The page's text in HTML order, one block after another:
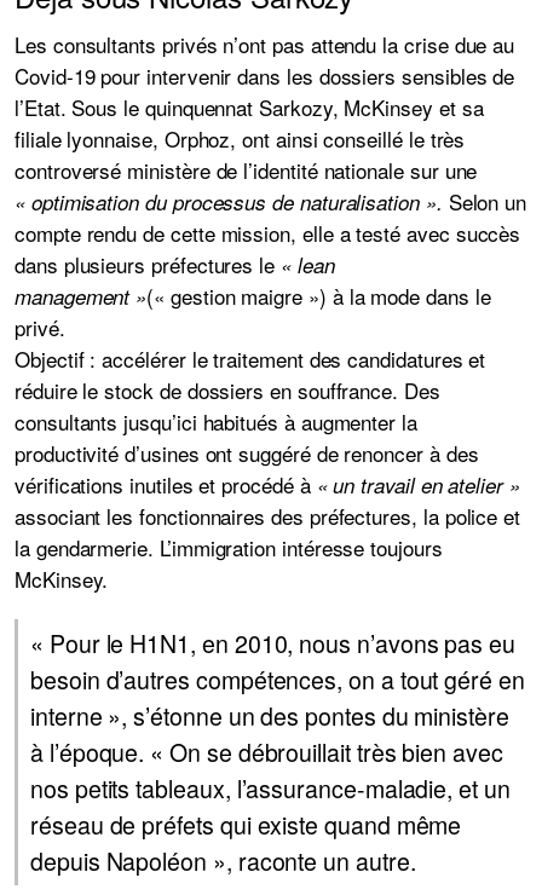
Les consultants privés n’ont pas attendu la crise due au
Covid-19 pour intervenir dans les dossiers sensibles de
l’Etat. Sous le quinquennat Sarkozy, McKinsey et sa
filiale lyonnaise, Orphoz, ont ainsi conseillé le très
controversé ministère de l’identité nationale sur une
« optimisation du processus de naturalisation ». Selon un
compte rendu de cette mission, elle a testé avec succès
dans plusieurs préfectures le « lean
management »(« gestion maigre ») à la mode dans le
privé.
Objectif : accélérer le traitement des candidatures et
réduire le stock de dossiers en souffrance. Des
consultants jusqu’ici habitués à augmenter la
productivité d’usines ont suggéré de renoncer à des
vérifications inutiles et procédé à « un travail en atelier »
associant les fonctionnaires des préfectures, la police et
la gendarmerie. L’immigration intéresse toujours
McKinsey.
« Pour le H1N1, en 2010, nous n’avons pas eu
besoin d’autres compétences, on a tout géré en
interne », s’étonne un des pontes du ministère
à l’époque. « On se débrouillait très bien avec
nos petits tableaux, l’assurance-maladie, et un
réseau de préfets qui existe quand même
depuis Napoléon », raconte un autre.